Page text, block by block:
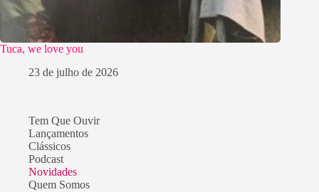
Tuca, we love you
23 de julho de 2026
Tem Que Ouvir
Lançamentos
Clássicos
Podcast
Novidades
Quem Somos